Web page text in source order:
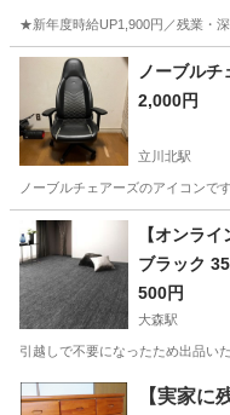
★新年度時給UP1,900円／残業・
神奈川 藤沢市 その他
ノーブル
2,000円
立川北駅
ノーブルチェアーズのアイコンで
東京 立川市 立川北駅
【オンラ
ブラック
500円
大森駅
引越しで不要になったため出品い
東京 大田区 大森駅
【実家に